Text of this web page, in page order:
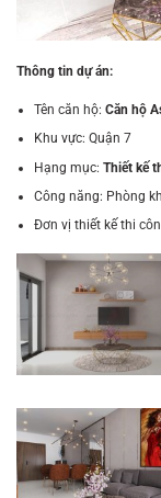
Thông tin dự án:
Tên căn hộ:Căn hộ
Khu vực: Quận 7
Hạng mục:Thiết kế
Công năng: Phòng
Đơn vị thiết kế thi